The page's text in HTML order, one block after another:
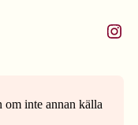
Instagram
inte annan källa